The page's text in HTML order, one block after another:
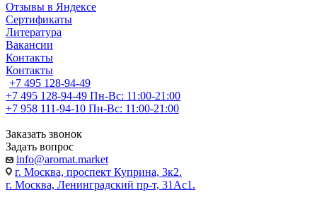
Отзывы в Яндексе
Сертификаты
Литература
Вакансии
Контакты
Контакты
+7 495 128-94-49
+7 495 128-94-49 Пн-Вс: 11:00-21:00
+7 958 111-94-10 Пн-Вс: 11:00-21:00
Заказать звонок
Задать вопрос
info@aromat.market
г. Москва, проспект Куприна, 3к2.
г. Москва, Ленинградский пр-т, 31Ас1.